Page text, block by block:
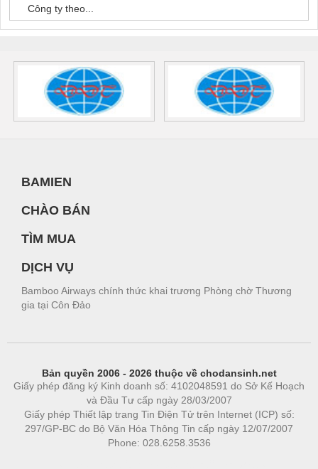
Công ty theo...
BAMIEN
CHÀO BÁN
TÌM MUA
DỊCH VỤ
Bamboo Airways chính thức khai trương Phòng chờ Thương
gia tại Côn Đảo
Bản quyền 2006 - 2026 thuộc về chodansinh.net
Giấy phép đăng ký Kinh doanh số: 4102048591 do Sở Kế Hoạch
và Đầu Tư cấp ngày 28/03/2007
Giấy phép Thiết lập trang Tin Điện Tử trên Internet (ICP) số:
297/GP-BC do Bộ Văn Hóa Thông Tin cấp ngày 12/07/2007
Phone: 028.6258.3536